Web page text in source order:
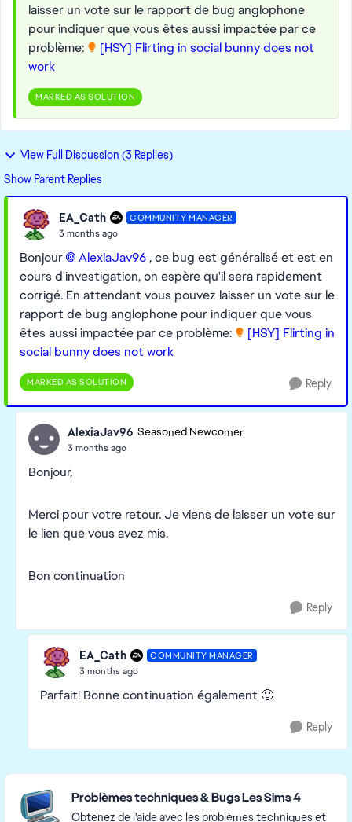
laisser un vote sur le rapport de bug anglophone
pour indiquer que vous êtes aussi impactée par ce
problème:
[HSY] Flirting in social bunny does not
work
MARKED AS SOLUTION
View Full Discussion (3 Replies)
Show Parent Replies
EA_Cath COMMUNITY MANAGER
3 months ago
Bonjour AlexiaJav96​, ce bug est généralisé et est en
cours d'investigation, on espère qu'il sera rapidement
corrigé. En attendant vous pouvez laisser un vote sur le
rapport de bug anglophone pour indiquer que vous
êtes aussi impactée par ce problème:
[HSY] Flirting in
social bunny does not work
MARKED AS SOLUTION Reply
AlexiaJav96 Seasoned Newcomer
3 months ago
Bonjour,
Merci pour votre retour. Je viens de laisser un vote sur
le lien que vous avez mis.
Bon continuation
Reply
EA_Cath COMMUNITY MANAGER
3 months ago
Parfait! Bonne continuation également 🙂
Reply
Featured Places
Problèmes techniques & Bugs Les Sims 4
Obtenez de l'aide avec les problèmes techniques et